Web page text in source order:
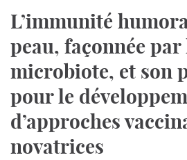
L’immunité
peau, façonnée par
microbiote, et son
pour le
d’approches
novatrices